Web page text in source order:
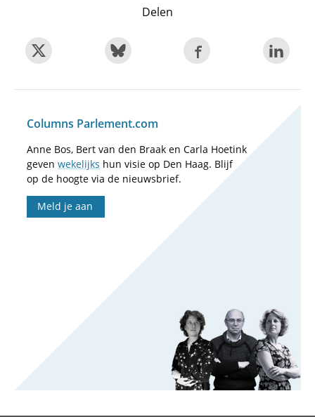
Delen
Columns Parlement.com
Anne Bos, Bert van den Braak en Carla Hoetink
geven wekelijks hun visie op Den Haag. Blijf
op de hoogte via de nieuwsbrief.
Meld je aan